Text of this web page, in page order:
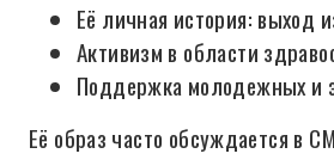
Её личная история: выход
Активизм в области
Поддержка молодежных и
Её образ часто обсуждается в